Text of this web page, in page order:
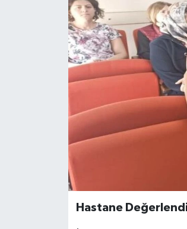
Hastane